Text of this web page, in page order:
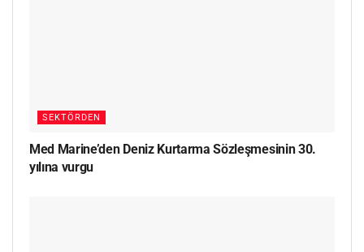
SEKTÖRDEN
Med Marine’den Deniz Kurtarma Sözleşmesinin 30.
yılına vurgu